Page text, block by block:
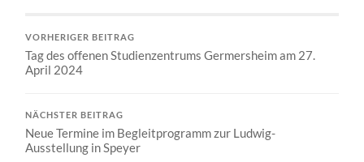
VORHERIGER BEITRAG
Tag des offenen Studienzentrums Germersheim am 27.
April 2024
NÄCHSTER BEITRAG
Neue Termine im Begleitprogramm zur Ludwig-
Ausstellung in Speyer